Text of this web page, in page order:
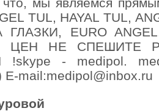
TUL, HAYAL TUL,
ГЛАЗКИ, EURO
ЦЕН НЕ СПЕШИТЕ
- medipol.
E-mail:medipol@inbox.ru